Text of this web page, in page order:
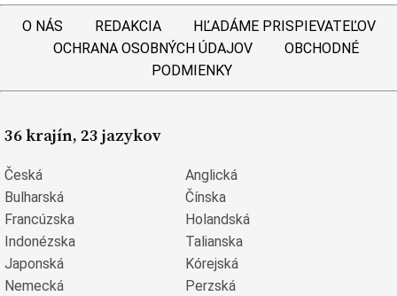
O NÁS REDAKCIA
HĽADÁME PRISPIEVATEĽOV
OCHRANA OSOBNÝCH ÚDAJOV
OBCHODNÉ
PODMIENKY
36 krajín, 23 jazykov
Česká
Anglická
Bulharská
Čínska
Francúzska
Holandská
Indonézska
Talianska
Japonská
Kórejská
Nemecká
Perzská